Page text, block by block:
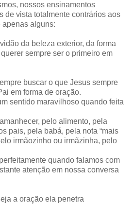
nossos ensinamentos
de vista totalmente contrários aos
alguns:
da beleza exterior, da forma
sempre ser o primeiro em
buscar o que Jesus sempre
em forma de oração.
sentido maravilhoso quando feita
pelo alimento, pela
pais, pela babá, pela nota “mais
irmãozinho ou irmãzinha, pelo
quando falamos com
atenção em nossa conversa
a oração ela penetra